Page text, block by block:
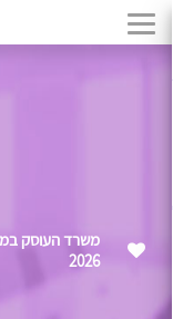
משרד העוסק
2026